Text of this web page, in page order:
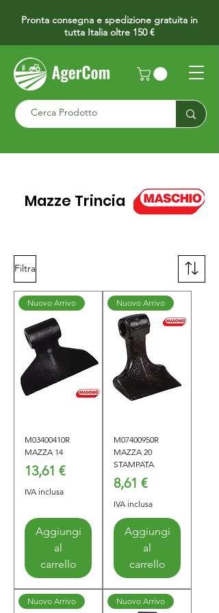
Pronta consegna e spedizione gratuita in
tutta Italia oltre 150 €
Mazze Trincia
Filtra
Nuovo Arrivo
M03400410R
MAZZA 14
Prezzo
13,61 €
IVA inclusa
Aggiungi
al
carrello
Nuovo Arrivo
M07400950R
MAZZA 20
STAMPATA
Prezzo
8,61 €
IVA inclusa
Aggiungi
al
carrello
Nuovo Arrivo Nuovo Arrivo